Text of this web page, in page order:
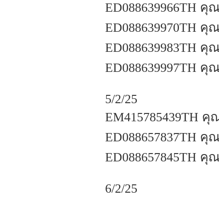
ED088639966TH
ED088639970TH
ED088639983TH
ED088639997TH
5/2/25
EM415785439TH
ED088657837TH
ED088657845TH
6/2/25